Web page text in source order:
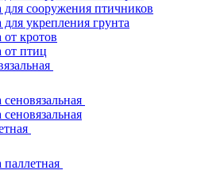
для сооружения птичников
для укрепления грунта
от кротов
от птиц
сеновязальная
сеновязальная
паллетная